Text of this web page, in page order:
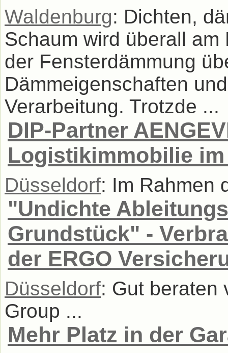
Waldenburg: Dichten,
Schaum wird überall
der Fensterdämmung
Dämmeigenschaften
Verarbeitung. Trotzde ...
DIP-Partner
Logistikimmobilie
Düsseldorf: Im Rahmen
"Undichte
Grundstück" -
der ERGO
Düsseldorf: Gut beraten
Group ...
Mehr Platz in der